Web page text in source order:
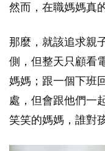
然而，在職媽媽真
那麼，就該追求親
側，但整天只顧看
媽媽；跟一個下班
處，但會跟他們一
笑笑的媽媽，誰對